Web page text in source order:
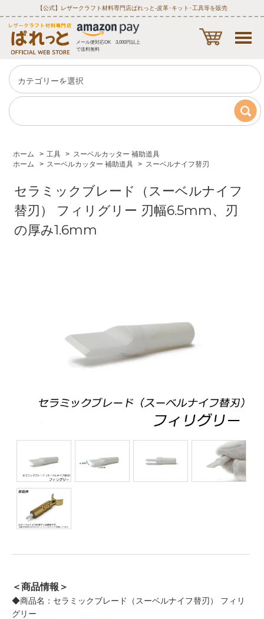
【公式】レザークラフト材料専門店ぱれっと‐皮革･キット･工具等を販売
メール便対応OK 3,000円以上
で送料無料
ホーム > 工具 > スーベルカッター 補助道具
ホーム
> スーベルカッター 補助道具 > スーベルナイフ替刃
セラミックブレード（スーベルナイフ
替刃） フィリグリー 刃幅6.5mm、刃
の厚み1.6mm
＜商品情報＞
◆商品名：セラミックブレード（スーベルナイフ替刃） フィリ
グリー